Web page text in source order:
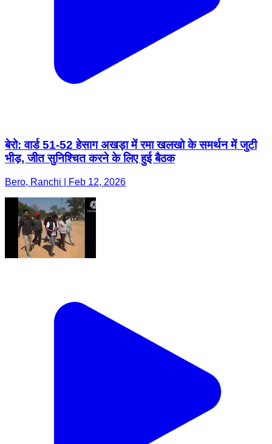
बेरो: वार्ड 51-52 हेसाग अखड़ा में रमा खलखो के समर्थन में जुटी
भीड़, जीत सुनिश्चित करने के लिए हुई बैठक
Bero, Ranchi | Feb 12, 2026